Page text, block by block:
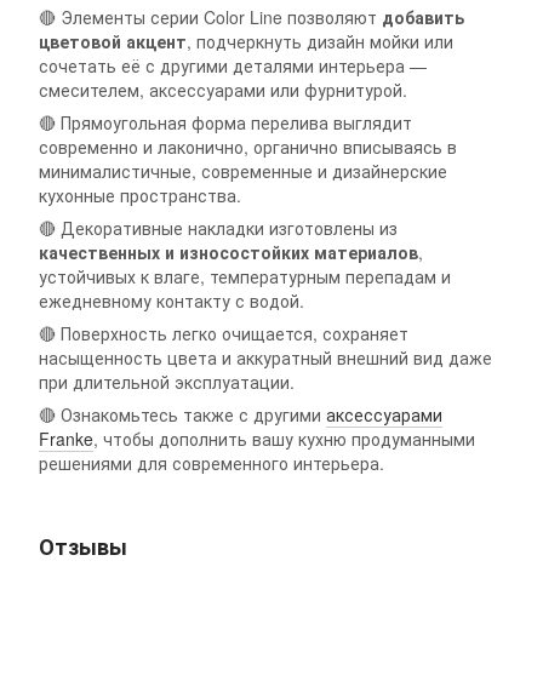
🔴 Элементы серии Color Line позволяют добавить
цветовой акцент, подчеркнуть дизайн мойки или
сочетать её с другими деталями интерьера —
смесителем, аксессуарами или фурнитурой.
🔴 Прямоугольная форма перелива выглядит
современно и лаконично, органично вписываясь в
минималистичные, современные и дизайнерские
кухонные пространства.
🔴 Декоративные накладки изготовлены из
качественных и износостойких материалов,
устойчивых к влаге, температурным перепадам и
ежедневному контакту с водой.
🔴 Поверхность легко очищается, сохраняет
насыщенность цвета и аккуратный внешний вид даже
при длительной эксплуатации.
🔴 Ознакомьтесь также с другими аксессуарами
Franke, чтобы дополнить вашу кухню продуманными
решениями для современного интерьера.
Отзывы